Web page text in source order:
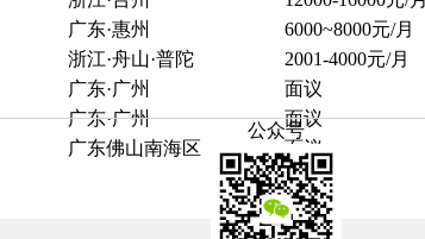
广东·惠州
6000~8000元/月
浙江·舟山·普陀
2001-4000元/月
广东·广州
面议
广东·广州
面议
广东佛山南海区
面议
公众号